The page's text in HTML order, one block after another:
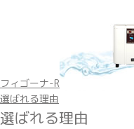
フィゴーナ-R
選ばれる理由
選ばれる理由